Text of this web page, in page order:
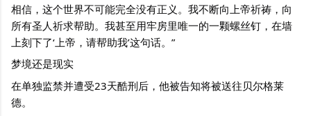
相信，这个世界不可能完全没有正义。我不断向上帝祈祷，向
所有圣人祈求帮助。我甚至用牢房里唯一的一颗螺丝钉，在墙
上刻下了‘上帝，请帮助我’这句话。”
梦境还是现实
在单独监禁并遭受23天酷刑后，他被告知将被送往贝尔格莱
德。